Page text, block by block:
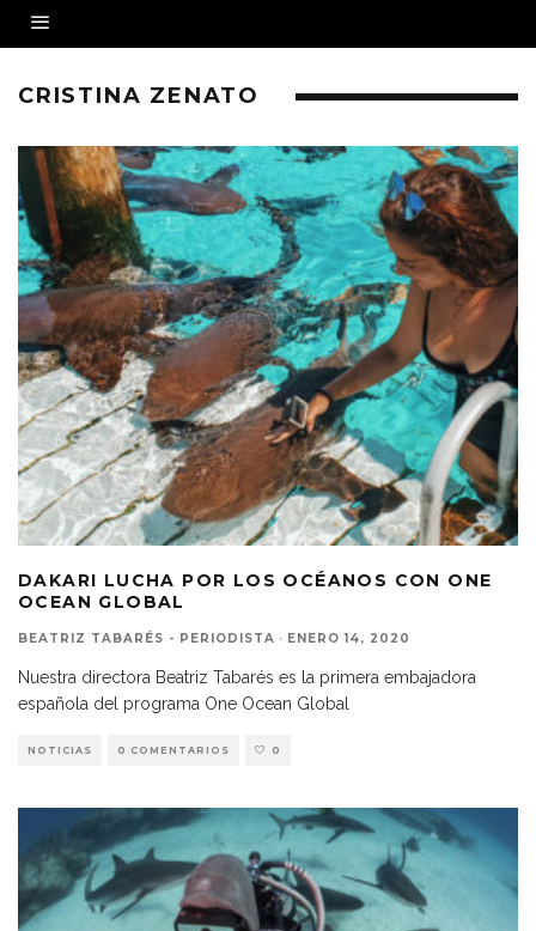
CRISTINA ZENATO
DAKARI LUCHA POR LOS OCÉANOS CON ONE
OCEAN GLOBAL
BEATRIZ TABARÉS - PERIODISTA · ENERO 14, 2020
Nuestra directora Beatriz Tabarés es la primera embajadora
española del programa One Ocean Global
NOTICIAS 0 COMENTARIOS 0